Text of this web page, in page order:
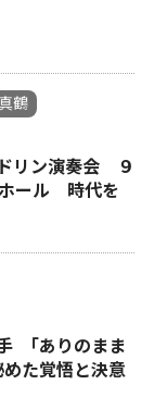
鶴
リン演奏会 ９
ール 時代を
｢ありのまま
た覚悟と決意